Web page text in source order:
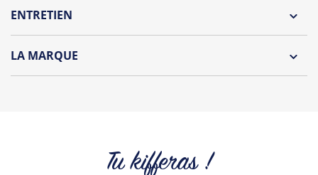
ENTRETIEN
LA MARQUE
Tu kifferas !